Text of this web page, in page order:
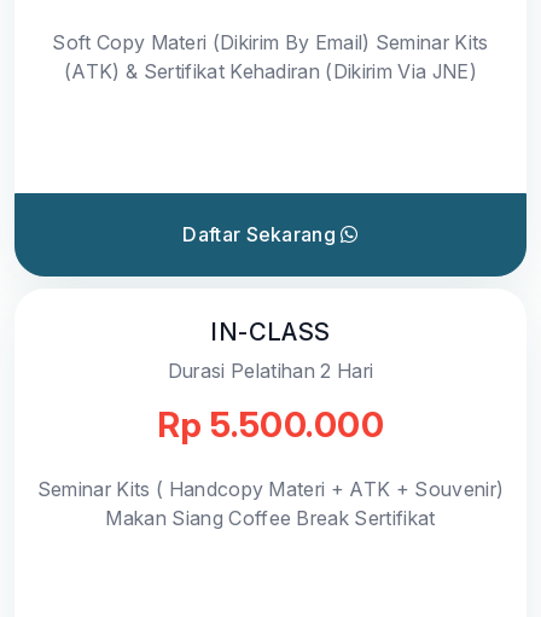
Soft Copy Materi (Dikirim By Email) Seminar Kits
(ATK) & Sertifikat Kehadiran (Dikirim Via JNE)
Daftar Sekarang
IN-CLASS
Durasi Pelatihan 2 Hari
Rp 5.500.000
Seminar Kits ( Handcopy Materi + ATK + Souvenir)
Makan Siang Coffee Break Sertifikat